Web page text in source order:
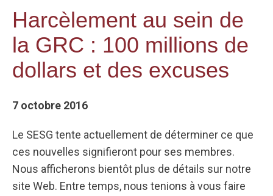
Harcèlement au sein de
la GRC : 100 millions de
dollars et des excuses
7 octobre 2016
Le SESG tente actuellement de déterminer ce que
ces nouvelles signifieront pour ses membres.
Nous afficherons bientôt plus de détails sur notre
site Web. Entre temps, nous tenions à vous faire